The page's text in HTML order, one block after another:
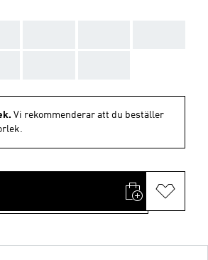
Vi rekommenderar att du beställer